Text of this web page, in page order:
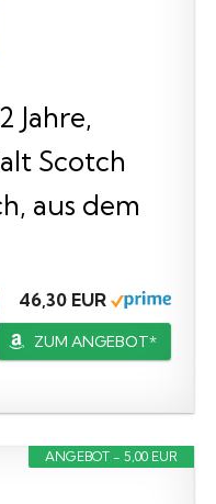
Jahre,
Scotch
aus dem
46,30 EUR
ZUM ANGEBOT*
ANGEBOT - 5,00 EUR